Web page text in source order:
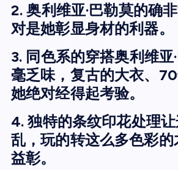
2. 奥利维亚·巴勒莫的确
对是她彰显身材的利器。
3. 同色系的穿搭奥利维
毫乏味，复古的大衣、
她绝对经得起考验。
4. 独特的条纹印花处理
乱，玩的转这么多色彩
益彰。